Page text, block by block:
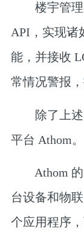
楼宇管理
API，实现诸
能，并接收
常情况警报
除了上述
平台 Athom。
Athom 的
台设备和物
个应用程序